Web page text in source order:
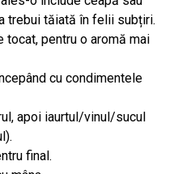
trebui tăiată în felii subțiri.
pentru o aromă mai
cu condimentele
apoi iaurtul/vinul/sucul
final.